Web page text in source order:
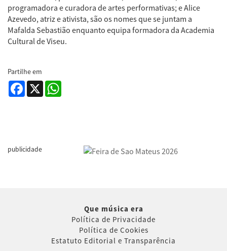
programadora e curadora de artes performativas; e Alice
Azevedo, atriz e ativista, são os nomes que se juntam a
Mafalda Sebastião enquanto equipa formadora da Academia
Cultural de Viseu.
Partilhe em
Facebook
X
publicidade
Que música era
Política de Privacidade
Política de Cookies
Estatuto Editorial e Transparência